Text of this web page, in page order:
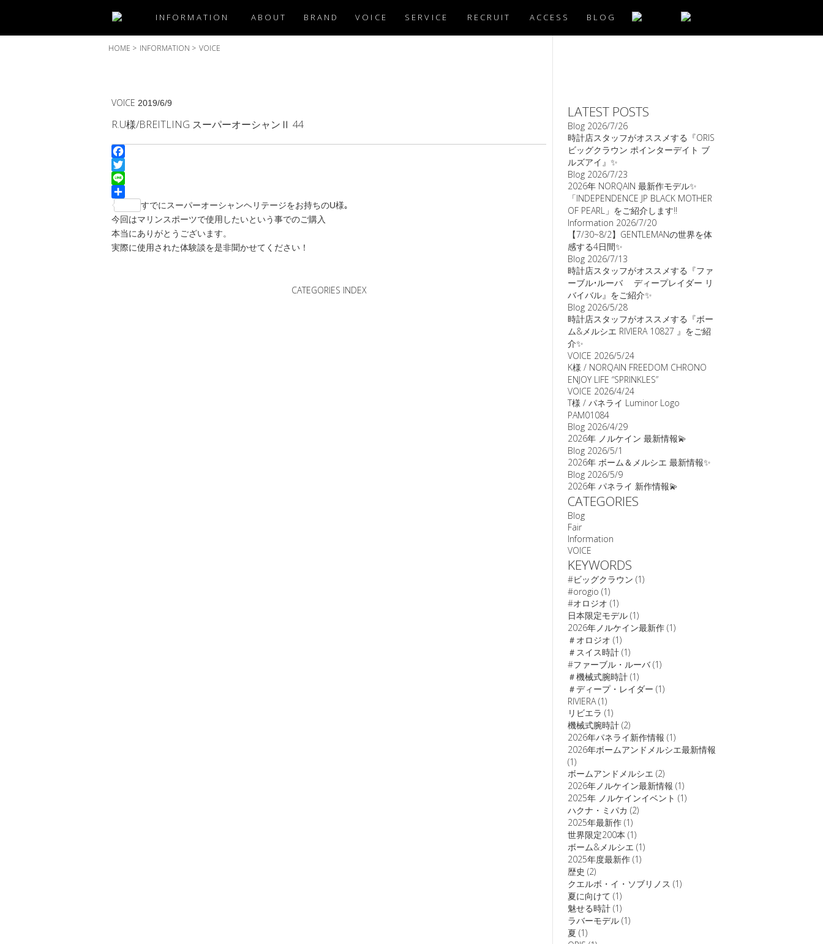
INFORMATION ABOUT BRAND VOICE SERVICE RECRUIT ACCESS BLOG
HOME > INFORMATION > VOICE
VOICE 2019/6/9
R.U様/BREITLING スーパーオーシャンⅡ 44
Facebook
Twitter
Line
共
有
すでにスーパーオーシャンヘリテージをお持ちのU様｡
今回はマリンスポーツで使用したいという事でのご購入
本当にありがとうございます。
実際に使用された体験談を是非聞かせてください！
CATEGORIES INDEX
LATEST POSTS
Blog 2026/7/26
時計店スタッフがオススメする『ORIS
ビッグクラウン ポインターデイト ブ
ルズアイ』✨
Blog 2026/7/23
2026年 NORQAIN 最新作モデル✨
「INDEPENDENCE JP BLACK MOTHER
OF PEARL」をご紹介します‼️
Information 2026/7/20
【7/30~8/2】GENTLEMANの世界を体
感する4日間✨
Blog 2026/7/13
時計店スタッフがオススメする『ファ
ーブル•ルーバ ディープレイダー リ
バイバル』をご紹介✨
Blog 2026/5/28
時計店スタッフがオススメする『ボー
ム&メルシエ RIVIERA 10827 』をご紹
介✨
VOICE 2026/5/24
K様 / NORQAIN FREEDOM CHRONO
ENJOY LIFE “SPRINKLES”
VOICE 2026/4/24
T様 / パネライ Luminor Logo
PAM01084
Blog 2026/4/29
2026年 ノルケイン 最新情報💫
Blog 2026/5/1
2026年 ボーム＆メルシエ 最新情報✨
Blog 2026/5/9
2026年 パネライ 新作情報💫
CATEGORIES
Blog
Fair
Information
VOICE
KEYWORDS
#ビッグクラウン (1)
#orogio (1)
#オロジオ (1)
日本限定モデル (1)
2026年ノルケイン最新作 (1)
＃オロジオ (1)
＃スイス時計 (1)
#ファーブル・ルーバ(1)
＃機械式腕時計 (1)
＃ディープ・レイダー (1)
RIVIERA(1)
リビエラ (1)
機械式腕時計 (2)
2026年パネライ新作情報 (1)
2026年ボームアンドメルシエ最新情報
(1)
ボームアンドメルシエ (2)
2026年ノルケイン最新情報 (1)
2025年 ノルケインイベント (1)
ハクナ・ミパカ (2)
2025年最新作 (1)
世界限定200本 (1)
ボーム&メルシエ (1)
2025年度最新作 (1)
歴史 (2)
クエルボ・イ・ソブリノス (1)
夏に向けて (1)
魅せる時計 (1)
ラバーモデル (1)
夏 (1)